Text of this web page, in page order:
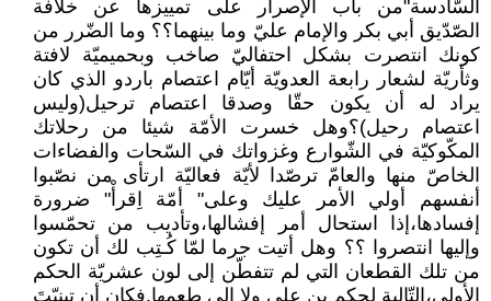
السّادسة"من باب الإصرار على تمييزها عن خلافة
الصّدّيق أبي بكر والإمام عليّ وما بينهما؟؟ وما الضّرر من
كونك انتصرت بشكل احتفاليّ صاخب وبحميميّة لافتة
وثأريّة لشعار رابعة العدويّة أيّام اعتصام باردو الذي كان
يراد له أن يكون حقّا وصدقا اعتصام ترحيل(وليس
اعتصام رحيل)؟وهل خسرت الأمّة شيئا من رحلاتك
المكّوكيّة في الشّوارع وغزواتك في السّحات والفضاءات
الخاصّ منها والعامّ ترصّدا لأيّة فعاليّة ارتأى من نصّبوا
أنفسهم أولي الأمر عليك وعلى" أمّة اِقرأْ" ضرورة
إفسادها،إذا استحال أمر إفشالها،وتأديب من تحمّسوا
وإليها انتصروا ؟؟ وهل أتيت جرما لمّا كُـتِب لك أن تكون
من تلك القطعان التي لم تتفطّن إلى لون عشريّة الحكم
الأولى،التّالية لحكم بن علي ولا إلى طعمها.فكان أن تبنيّتَ